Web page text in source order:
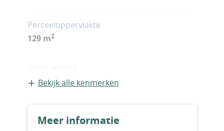
Perceeloppervlakte
129 m2
Appartement
Nieuwbouw
Bekijk alle kenmerken
Meer informatie